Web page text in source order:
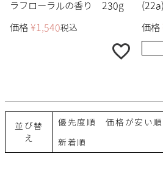
ラフローラルの香り 230g
価格 ¥1,540税込 価格
並び替
え
優先度順 価格が安い順
新着順